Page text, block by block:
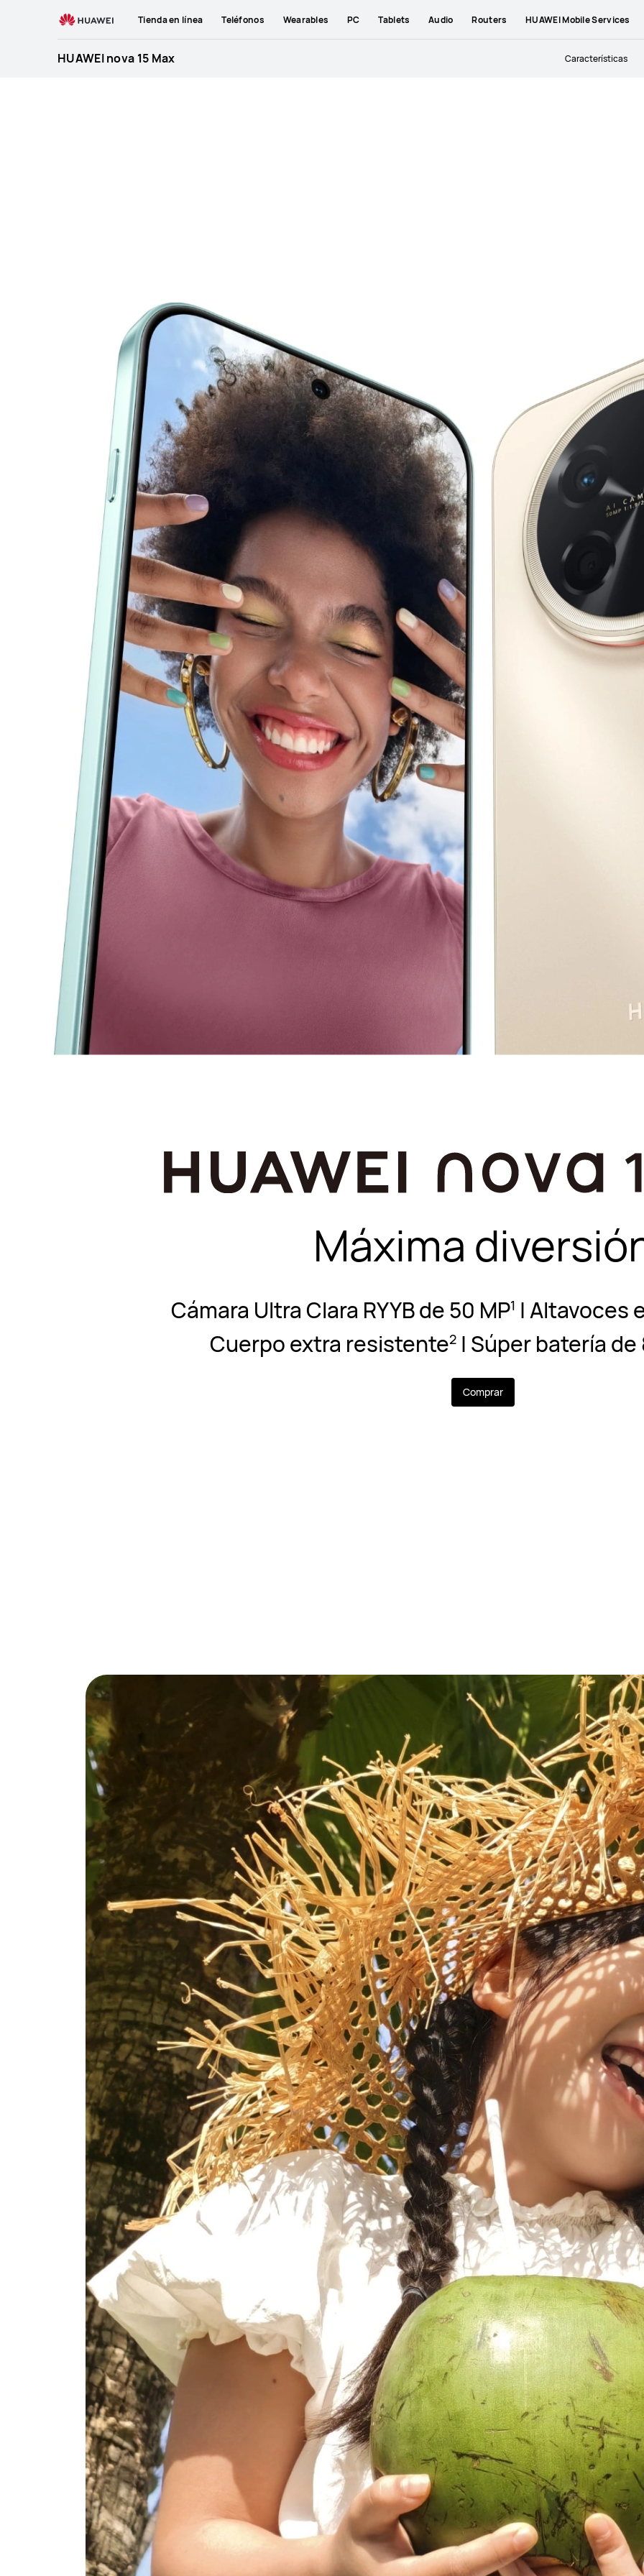
Tienda en línea Teléfonos Wearables PC Tablets Audio Routers HUAWEI Mobile Services
HUAWEI nova 15 Max Características
Máxima
Cámara Ultra Clara RYYB de 50 MP⁠1 | Altavoces
Cuerpo extra resistente⁠2 | Súper batería
Comprar